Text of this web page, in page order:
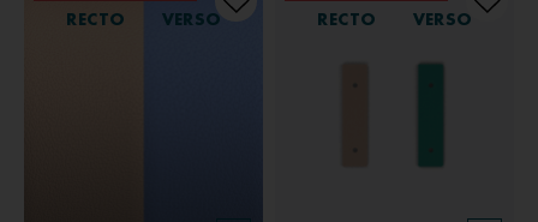
RECTO VERSO RECTO VERSO